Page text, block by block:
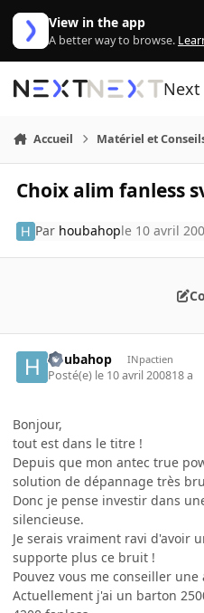
Aller au contenu
View in the app
A better way to browse.
Next
Accueil Matériel et
Choix alim fanless
Par houbahople 10 avril
houbahop INpactien
Posté(e) le 10 avril 200818 a
Bonjour,
tout est dans le titre !
Depuis que mon antec true
solution de dépannage très
Donc je pense investir dans
silencieuse.
Je serais vraiment ravi d'avoir
supporte plus ce bruit !
Pouvez vous me conseiller une
Actuellement j'ai un barton